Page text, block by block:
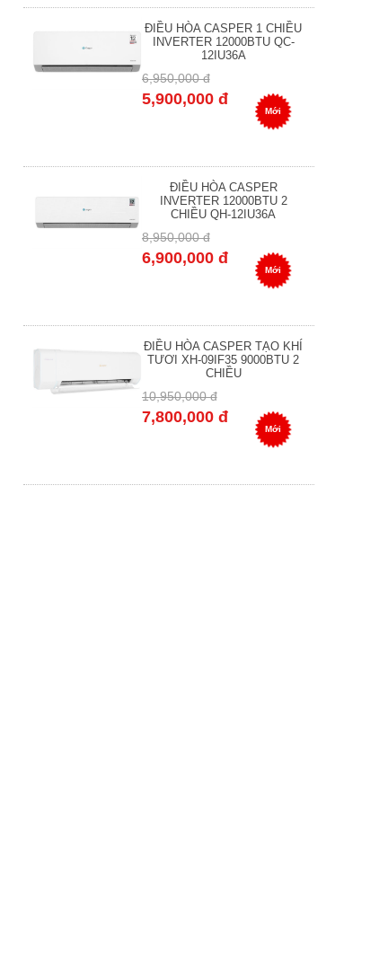
ĐIỀU HÒA CASPER 1 CHIỀU
INVERTER 12000BTU QC-
12IU36A
6,950,000 đ
5,900,000 đ
Mới
ĐIỀU HÒA CASPER
INVERTER 12000BTU 2
CHIỀU QH-12IU36A
8,950,000 đ
6,900,000 đ
Mới
ĐIỀU HÒA CASPER TẠO KHÍ
TƯƠI XH-09IF35 9000BTU 2
CHIỀU
10,950,000 đ
7,800,000 đ
Mới